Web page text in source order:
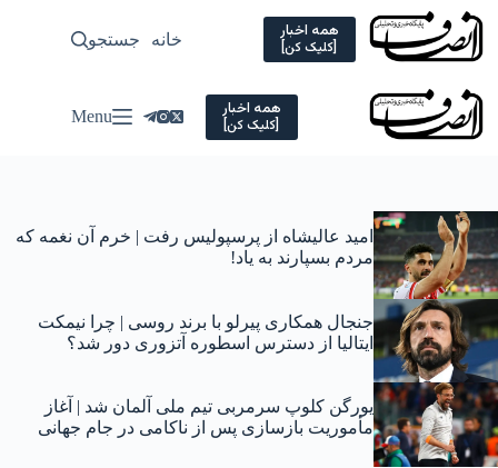
Skip
content
همه اخبار
[کلیک کن] خانه سیاسی
جستجو
همه اخبار
[کلیک کن] Menu
امید عالیشاه از پرسپولیس رفت | خرم آن نغمه که
مردم بسپارند به یاد!
جنجال همکاری پیرلو با برند روسی | چرا نیمکت
ایتالیا از دسترس اسطوره آتزوری دور شد؟
یورگن کلوپ سرمربی تیم ملی آلمان شد | آغاز
مأموریت بازسازی پس از ناکامی در جام جهانی